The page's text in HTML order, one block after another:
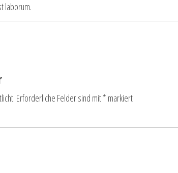
laborum.
Erforderliche Felder sind mit* markiert